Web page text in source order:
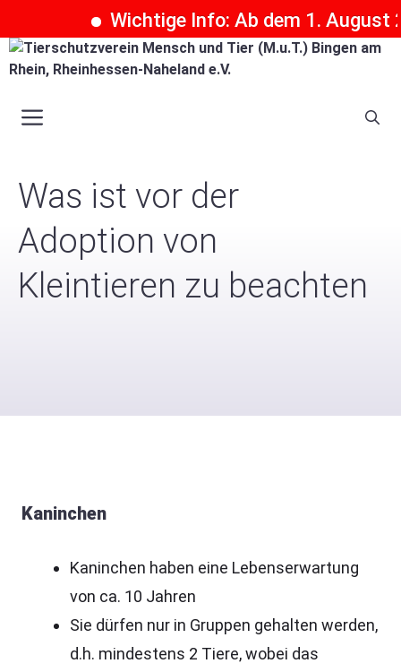
Wichtige Info: Ab dem 1. August
Zum
Inhalt
springenMenü
Was ist vor der
Adoption von
Kleintieren zu beachten
Kaninchen
Kaninchen haben eine Lebenserwartung
von ca. 10 Jahren
Sie dürfen nur in Gruppen gehalten werden,
d.h. mindestens 2 Tiere, wobei das